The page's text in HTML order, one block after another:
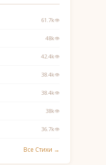
61.7k👁
48k👁
42.4k👁
38.4k👁
38.4k👁
38k👁
36.7k👁
Все Стихи →